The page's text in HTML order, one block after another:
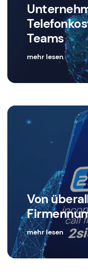
Teams
mehr lesen
Von
mehr lesen